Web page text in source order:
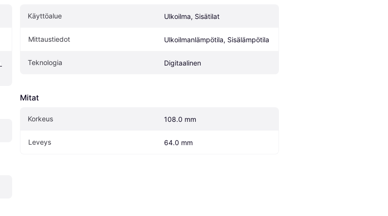
Käyttöalue Ulkoilma, Sisätilat
Mittaustiedot Ulkoilmanlämpötila, Sisälämpötila
Teknologia Digitaalinen
Mitat
Korkeus 108.0 mm
Leveys 64.0 mm